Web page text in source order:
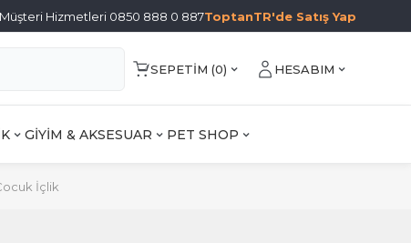
Müşteri Hizmetleri 0850 888 0 887ToptanTR'de Satış Yap
SEPETIM (0) HESABIM
GİYİM & AKSESUAR PET SHOP
İçlik